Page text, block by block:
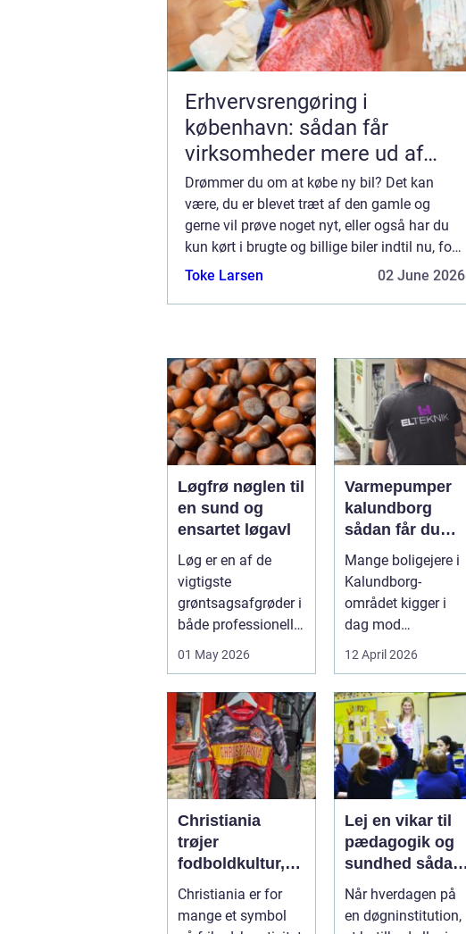
Erhvervsrengøring i
københavn: sådan får
virksomheder mere ud af
hverdagen
Drømmer du om at købe ny bil? Det kan
være, du er blevet træt af den gamle og
gerne vil prøve noget nyt, eller også har du
kun kørt i brugte og billige biler indtil nu, for
at du kunne spare op til at købe en ny, og nu
Toke Larsen 02 June 2026
Løgfrø nøglen til
en sund og
ensartet løgavl
Løg er en af de
vigtigste
grøntsagsafgrøder i
både professionelle
køkkenhaver og
landbrugspro...
01 May 2026
Varmepumper
kalundborg
sådan får du
billigere og
mere
bæredygtig
varme
Mange boligejere i
Kalundborg-
området kigger i
dag mod
varmepumper som
varmeregnin...
12 April 2026
Christiania
trøjer
fodboldkultur,
frihed og fanstil
Christiania er for
mange et symbol
Lej en vikar til
pædagogik og
sundhed sådan
får du den rette
hjælp
Når hverdagen på
en døgninstitution,